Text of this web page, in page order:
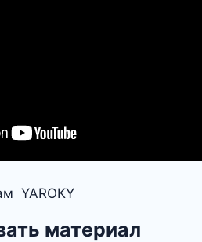
YAROKY
материал